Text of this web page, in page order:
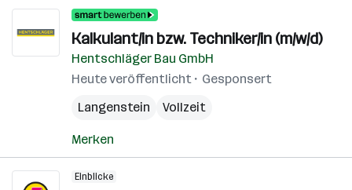
Kalkulant/in bzw. Techniker/in (m/w/d)
Hentschläger Bau GmbH
Heute veröffentlicht
Gesponsert
Langenstein
Vollzeit
Merken
Einblicke